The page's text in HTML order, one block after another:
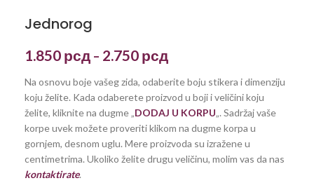
Jednorog
1.850 рсд – 2.750 рсд
Na osnovu boje vašeg zida, odaberite boju stikera i dimenziju
koju želite. Kada odaberete proizvod u boji i veličini koju
želite, kliknite na dugme „DODAJ U KORPU„. Sadržaj vaše
korpe uvek možete proveriti klikom na dugme korpa u
gornjem, desnom uglu. Mere proizvoda su izražene u
centimetrima. Ukoliko želite drugu veličinu, molim vas da nas
kontaktirate.